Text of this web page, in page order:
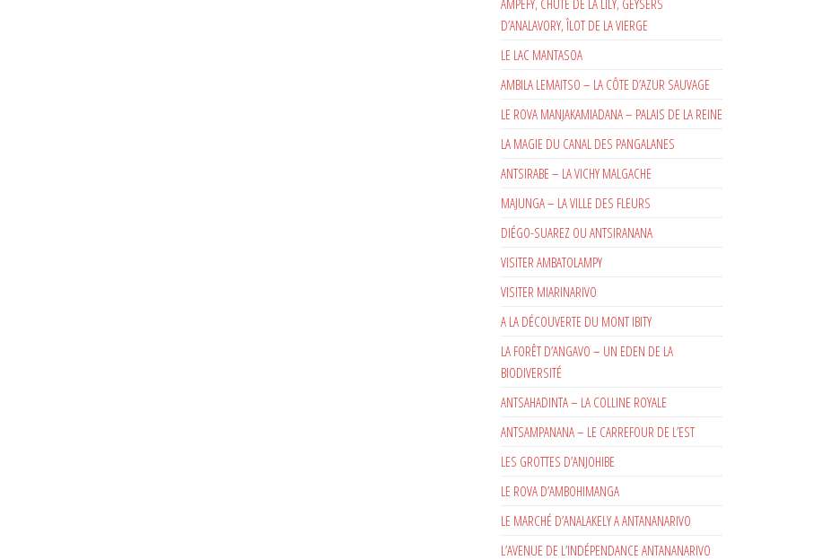
D’ANALAVORY, ÎLOT DE LA VIERGE
LE LAC MANTASOA
AMBILA LEMAITSO – LA CÔTE D’AZUR SAUVAGE
LE ROVA MANJAKAMIADANA – PALAIS DE LA REINE
LA MAGIE DU CANAL DES PANGALANES
ANTSIRABE – LA VICHY MALGACHE
MAJUNGA – LA VILLE DES FLEURS
DIÉGO-SUAREZ OU ANTSIRANANA
VISITER AMBATOLAMPY
VISITER MIARINARIVO
A LA DÉCOUVERTE DU MONT IBITY
LA FORÊT D’ANGAVO – UN EDEN DE LA
BIODIVERSITÉ
ANTSAHADINTA – LA COLLINE ROYALE
ANTSAMPANANA – LE CARREFOUR DE L’EST
LES GROTTES D’ANJOHIBE
LE ROVA D’AMBOHIMANGA
LE MARCHÉ D’ANALAKELY A ANTANANARIVO
L’AVENUE DE L’INDÉPENDANCE ANTANANARIVO